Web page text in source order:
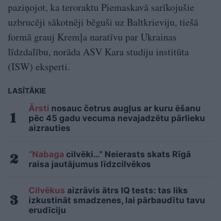
paziņojot, ka teroraktu Piemaskavā sarīkojušie
uzbrucēji sākotnēji bēguši uz Baltkrieviju, tiešā
formā grauj Kremļa naratīvu par Ukrainas
līdzdalību, norāda ASV Kara studiju institūta
(ISW) eksperti.
LASĪTĀKIE
Ārsti nosauc četrus augļus ar kuru ēšanu
pēc 45 gadu vecuma nevajadzētu pārlieku
aizrauties
“Nabaga cilvēki…” Neierasts skats Rīgā
raisa jautājumus līdzcilvēkos
Cilvēkus aizrāvis ātrs IQ tests: tas liks
izkustināt smadzenes, lai pārbaudītu tavu
erudīciju